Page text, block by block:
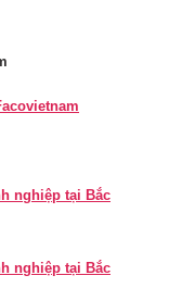
nghiệp tại Bắc
nghiệp tại Bắc